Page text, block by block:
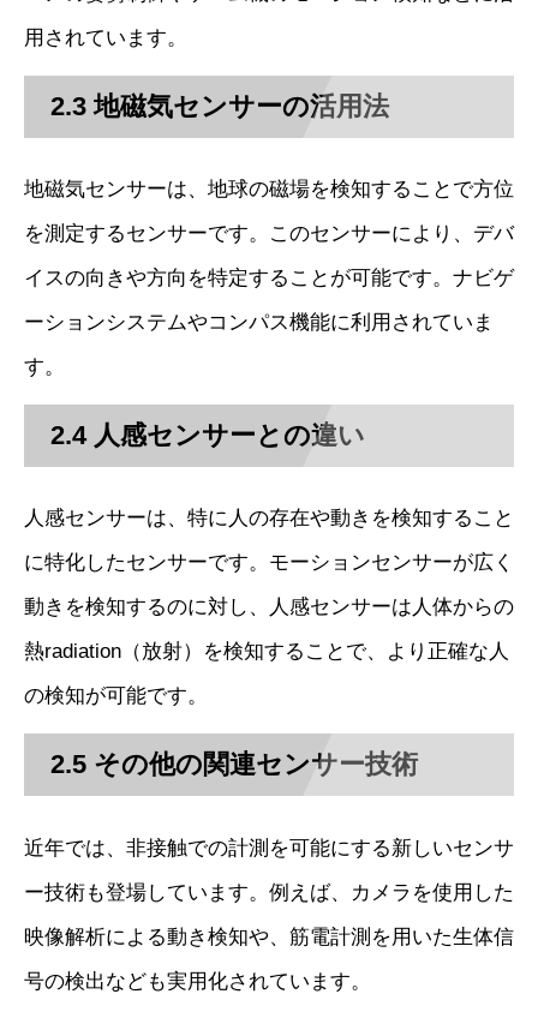
用されています。
2.3 地磁気センサーの活用法
地磁気センサーは、地球の磁場を検知することで方位
を測定するセンサーです。このセンサーにより、デバ
イスの向きや方向を特定することが可能です。ナビゲ
ーションシステムやコンパス機能に利用されていま
す。
2.4 人感センサーとの違い
人感センサーは、特に人の存在や動きを検知すること
に特化したセンサーです。モーションセンサーが広く
動きを検知するのに対し、人感センサーは人体からの
熱radiation（放射）を検知することで、より正確な人
の検知が可能です。
2.5 その他の関連センサー技術
近年では、非接触での計測を可能にする新しいセンサ
ー技術も登場しています。例えば、カメラを使用した
映像解析による動き検知や、筋電計測を用いた生体信
号の検出なども実用化されています。